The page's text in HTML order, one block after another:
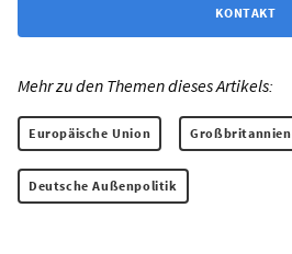
KONTAKT
Mehr zu den Themen dieses Artikels:
Europäische Union Großbritannien
Deutsche Außenpolitik